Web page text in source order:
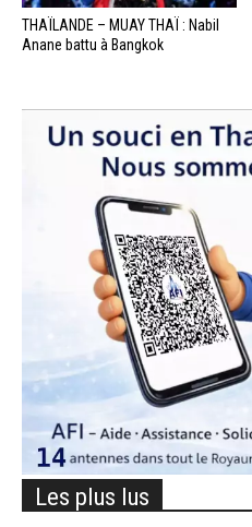
THAÏLANDE – MUAY THAÏ : Nabil
Anane battu à Bangkok
Les plus lus